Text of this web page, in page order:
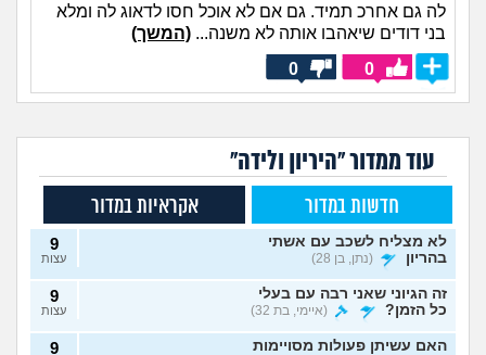
לה גם אחרכ תמיד. גם אם לא אוכל חסו לדאוג לה ומלא
בני דודים שיאהבו אותה לא משנה... (המשך)
0
0
עוד ממדור "היריון ולידה"
חדשות במדור אקראיות במדור
לא מצליח לשכב עם אשתי
בהריון
(נתן, בן 28)
9
עצות
זה הגיוני שאני רבה עם בעלי
כל הזמן?
(איימי, בת 32)
9
עצות
האם עשיתן פעולות מסויימות
9